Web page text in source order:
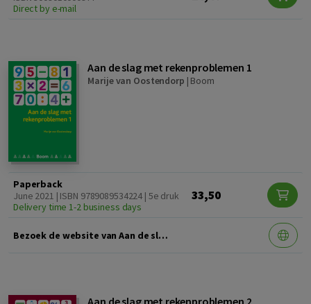
Direct by e-mail
Aan de slag met rekenproblemen 1
Marije van Oostendorp | Boom
Paperback
June 2021 | ISBN 9789089534224 | 5e druk
Delivery time 1-2 business days
33,50
Bezoek de website van Aan de slag met rekenproblemen 1 en download aanvullend materiaal
Aan de slag met rekenproblemen 2